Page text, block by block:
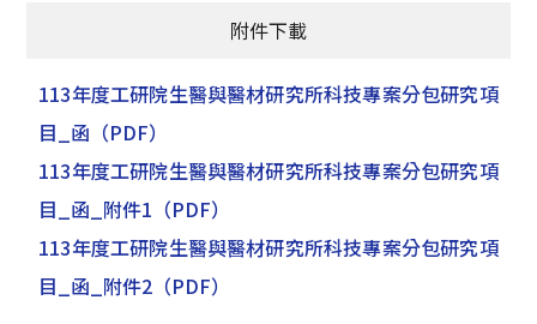
附件下載
113年度工研院生醫與醫材研究所科技專案分包研究項
目_函 （PDF）
113年度工研院生醫與醫材研究所科技專案分包研究項
目_函_附件1 （PDF）
113年度工研院生醫與醫材研究所科技專案分包研究項
目_函_附件2 （PDF）